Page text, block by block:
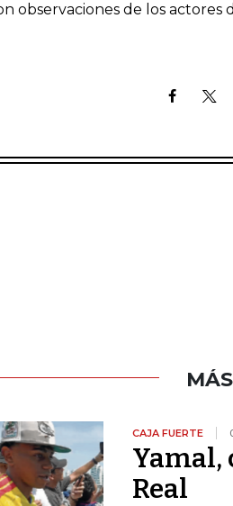
observaciones de los actores
CAJA FUERTE
Yamal,
Real